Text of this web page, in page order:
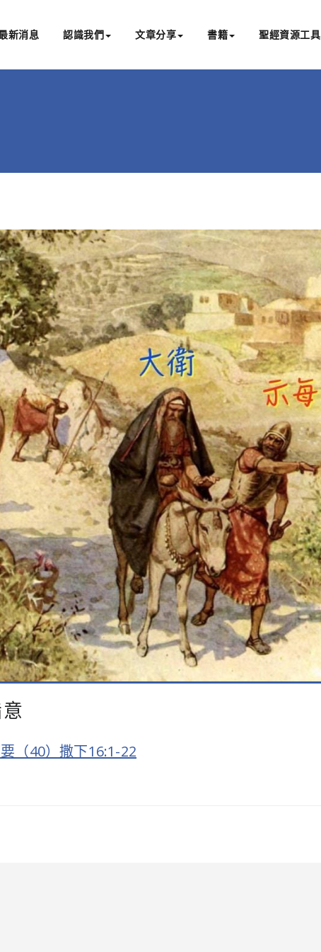
新消息 認識我們 文章分享 書籍 聖經資源工具
（40）撒下16:1-22